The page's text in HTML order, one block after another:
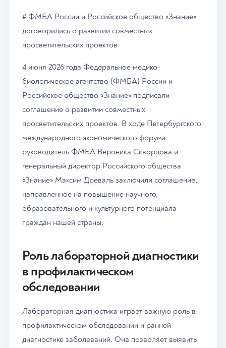
# ФМБА России и Российское общество «Знание»
договорились о развитии совместных
просветительских проектов
4 июня 2026 года Федеральное медико-
биологическое агентство (ФМБА) России и
Российское общество «Знание» подписали
соглашение о развитии совместных
просветительских проектов. В ходе Петербургского
международного экономического форума
руководитель ФМБА Вероника Скворцова и
генеральный директор Российского общества
«Знание» Максим Древаль заключили соглашение,
направленное на повышение научного,
образовательного и культурного потенциала
граждан нашей страны.
Роль лабораторной диагностики
в профилактическом
обследовании
Лабораторная диагностика играет важную роль в
профилактическом обследовании и ранней
диагностике заболеваний. Она позволяет выявить